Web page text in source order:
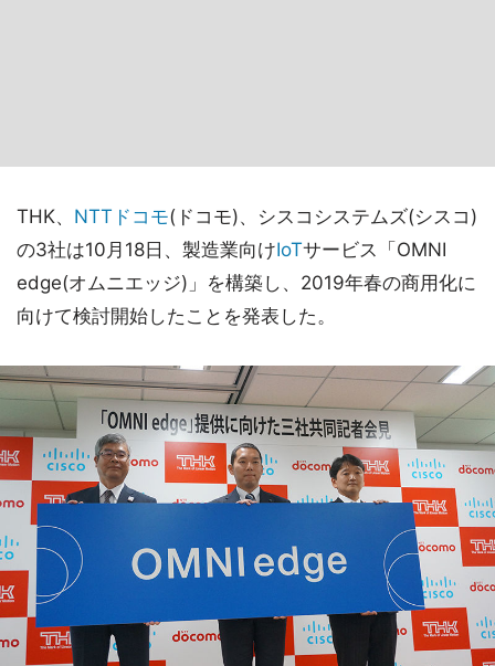
THK、 NTTドコモ(ドコモ)、シスコシステムズ(シスコ)
の3社は10月18日、製造業向けIoTサービス「OMNI
edge(オムニエッジ)」を構築し、2019年春の商用化に
向けて検討開始したことを発表した。